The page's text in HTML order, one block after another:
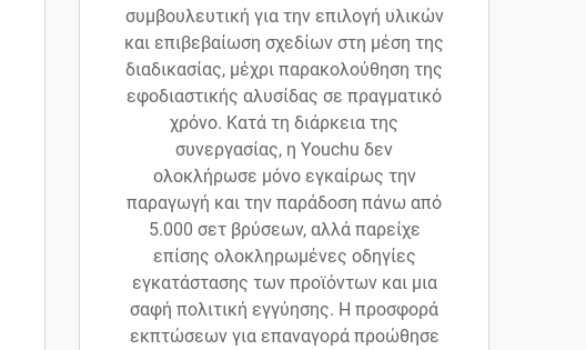
συμβουλευτική για την επιλογή υλικών
και επιβεβαίωση σχεδίων στη μέση της
διαδικασίας, μέχρι παρακολούθηση της
εφοδιαστικής αλυσίδας σε πραγματικό
χρόνο. Κατά τη διάρκεια της
συνεργασίας, η Youchu δεν
ολοκλήρωσε μόνο εγκαίρως την
παραγωγή και την παράδοση πάνω από
5.000 σετ βρύσεων, αλλά παρείχε
επίσης ολοκληρωμένες οδηγίες
εγκατάστασης των προϊόντων και μια
σαφή πολιτική εγγύησης. Η προσφορά
εκπτώσεων για επαναγορά προώθησε